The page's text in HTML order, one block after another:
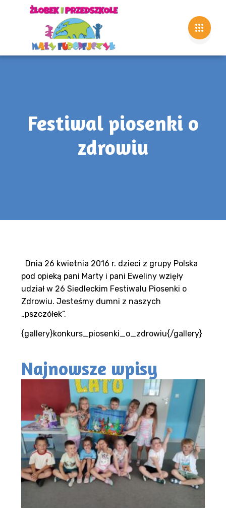
Festiwal piosenki o
zdrowiu
Dnia 26 kwietnia 2016 r. dzieci z grupy Polska
pod opieką pani Marty i pani Eweliny wzięły
udział w 26 Siedleckim Festiwalu Piosenki o
Zdrowiu. Jesteśmy dumni z naszych
„pszczółek”.
{gallery}konkurs_piosenki_o_zdrowiu{/gallery}
Najnowsze wpisy